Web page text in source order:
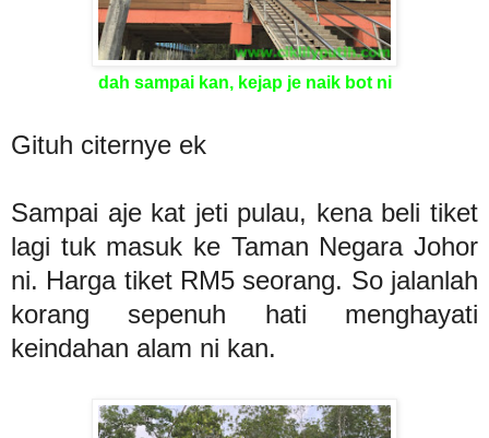
dah sampai kan, kejap je naik bot ni
Gituh citernye ek
Sampai aje kat jeti pulau, kena beli tiket
lagi tuk masuk ke Taman Negara Johor
ni. Harga tiket RM5 seorang. So jalanlah
korang sepenuh hati menghayati
keindahan alam ni kan.